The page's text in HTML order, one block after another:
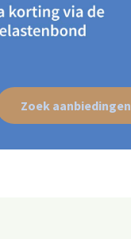
Zoek aanbiedingen